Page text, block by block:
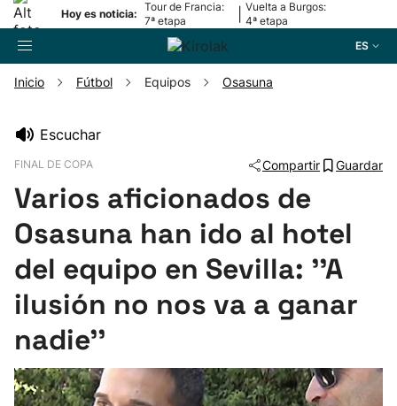
Hoy es noticia:
Tour de Francia:
7ª etapa
Vuelta a Burgos:
4ª etapa
ES
Pelota
Remo
Ciclismo
Inicio Fútbol Equipos Osasuna
Escuchar
FINAL DE COPA Compartir Guardar
Varios aficionados de
Osasuna han ido al hotel
del equipo en Sevilla: ''A
ilusión no nos va a ganar
nadie''